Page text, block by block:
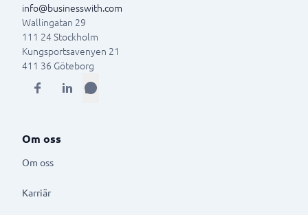
info@businesswith.com
Wallingatan 29
111 24Stockholm
Kungsportsavenyen 21
411 36 Göteborg
Om oss
Om oss
Karriär